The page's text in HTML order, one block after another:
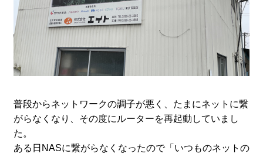
普段からネットワークの調子が悪く、たまにネットに繋
がらなくなり、その度にルーターを再起動していまし
た。
ある日NASに繋がらなくなったので「いつものネットの